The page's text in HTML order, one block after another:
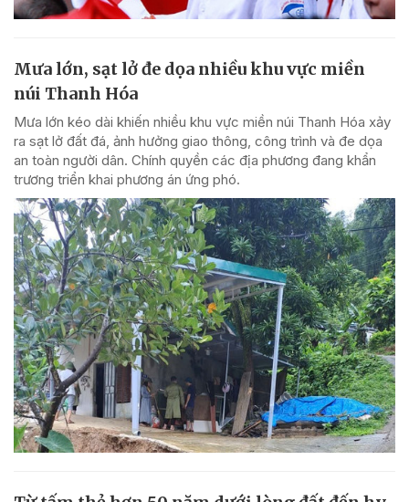
Mưa lớn, sạt lở đe dọa nhiều khu vực miền
núi Thanh Hóa
Mưa lớn kéo dài khiến nhiều khu vực miền núi Thanh Hóa xảy
ra sạt lở đất đá, ảnh hưởng giao thông, công trình và đe dọa
an toàn người dân. Chính quyền các địa phương đang khẩn
trương triển khai phương án ứng phó.